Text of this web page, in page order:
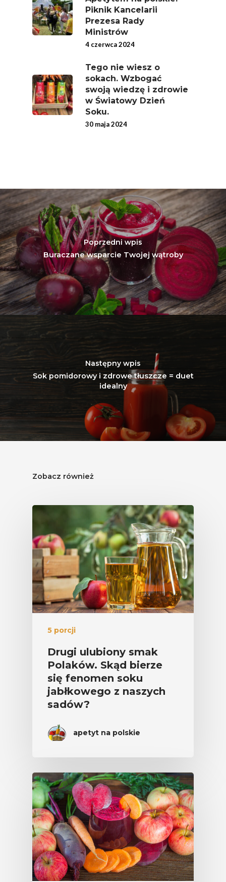
Piknik Kancelarii
Prezesa Rady
Ministrów
4 czerwca 2024
Tego nie wiesz o
sokach. Wzbogać
swoją wiedzę i zdrowie
w Światowy Dzień
Soku.
30 maja 2024
Poprzedni wpis
Buraczane wsparcie Twojej wątroby
Następny wpis
Sok pomidorowy i zdrowe tłuszcze = duet
idealny
Zobacz również
5 porcji
Drugi ulubiony smak
Polaków. Skąd bierze
się fenomen soku
jabłkowego z naszych
sadów?
apetyt na polskie
Rolników Ojczyzna
Branża